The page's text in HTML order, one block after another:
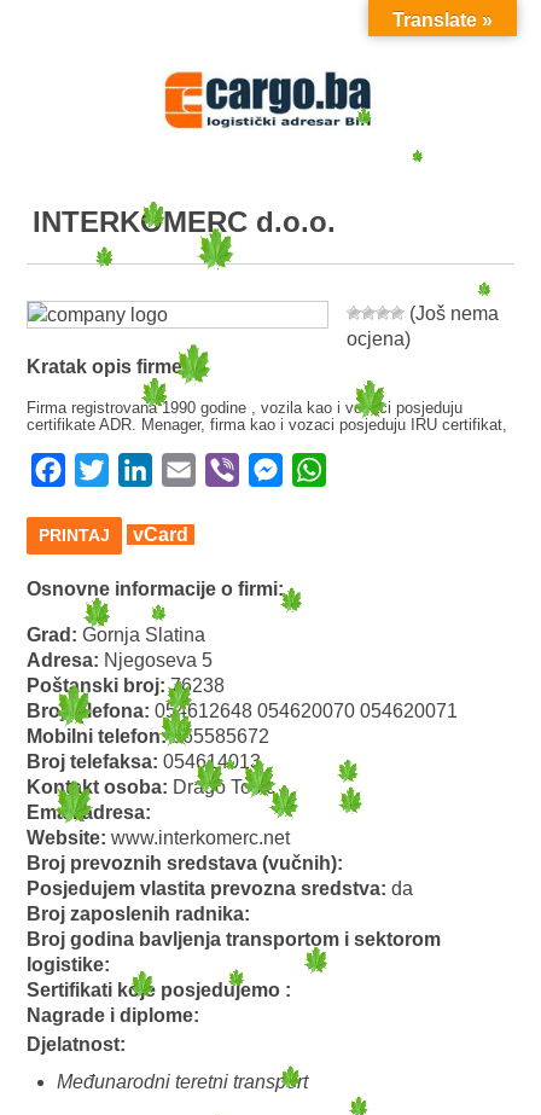
MENU
INTERKOMERC d.o.o.
(Još nema
ocjena)
Kratak opis firme:
Firma registrovana 1990 godine , vozila kao i vozaci posjeduju
certifikate ADR. Menager, firma kao i vozaci posjeduju IRU certifikat,
Facebook
Twitter LinkedIn
Email Viber Messenger
PRINTAJ vCard
Osnovne informacije o firmi:
Grad:Gornja Slatina
Adresa: Njegoseva 5
Poštanski broj:76238
Broj telefona:054612648 054620070 054620071
Mobilni telefon:065585672
Broj telefaksa:054614013
Kontakt osoba: Drago Tosic
Email adresa:
Website:www.interkomerc.net
Broj prevoznih sredstava (vučnih):
Posjedujem vlastita prevozna sredstva:da
Broj zaposlenih radnika:
Broj godina bavljenja transportom i sektorom
logistike:
Sertifikati koje posjedujemo :
Nagrade i diplome:
Djelatnost:
Međunarodni teretni transport
Translate »